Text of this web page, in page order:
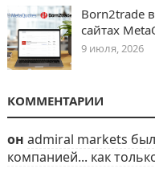
Born2trade
сайтах
9 июля, 2026
КОММЕНТАРИИ
он admiral markets
компанией... как